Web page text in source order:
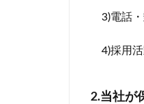
3)電話・
4)採用活
2.当社が